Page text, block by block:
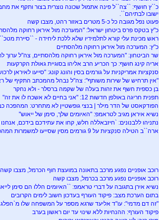
כ``ץ חושף: ``צה``ל פינה אתמול שכונה נוצרית בצור ותקף את
ישובו לבתיהם``.
פעוט נפל מגובה כל כ-5 מטרים באזור רהט, מצבו קשה
כ"ץ בטקס פרס ביטחון ישראל: "המערכה מול איראן רחוקה
ראש מכינת עלי קורא לתלמידיו שלא ללכת ליחידה - ``סיירת
כ"ץ: המערכה מול איראן רחוקה מלהסתיים
שר הביטחון: "המערכה מול איראן רחוקה מלהסתיים, צה"ל ערוך
אריה קינג חושף: כך הכריע הרב אליהו בסוגיית גאולת הקרקעות
סנקציות אמריקניות על גורמים בסין והונג קונג: "סייעו לאיראן
"אין תרחיש של שירות משותף": צה"ל נבהל מהמכתב התקיף של
בן כספית חשף את זהות בעלה של שקמה ברסלר - ולא נחקר
תפנית חריגה באולפן חדשות 12: "אני בחיים לא אשכח לו את זה"
הפודקאסט של הדר מילר | בנצי גופשטיין לא מתחרט: המהפכה
נשיא איראן מגיב לטראמפ: "האיומים שלך, סימן של ייאוש"
נתניהו ללבנונים: `חיזבאללה חלש, קחו את עתידכם בידכם,
ארה``ב הטילה סנקציות על 9 גורמים מסין שסייעו למשמרות המהפכה
רוכב אופניים נפגע מרכב בתאונה במועצת חוף הכרמל, מצבו קשה
רוכב אופניים נפגע מרכב בכרמל, מצבו קשה
נשיא אירן בתגובה על דברי טראמפ: ``האיומים הללו הם סימן
בתום הערכת מצב: פיקוד העורף בעדכון חשוב לימים הקרובים
"זה דם מדמי": עו"ד אליעד שרגא מספר על המשפחה שלו מ`הפלג
פיקוד העורף: ההנחיות ללא שינוי עד יום ראשון בערב